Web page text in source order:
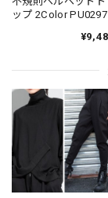
ップ 2Color PU0297